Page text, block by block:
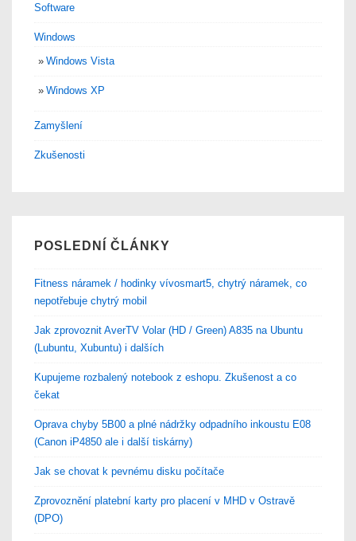
Software
Windows
Windows Vista
Windows XP
Zamyšlení
Zkušenosti
POSLEDNÍ ČLÁNKY
Fitness náramek / hodinky vívosmart5, chytrý náramek, co
nepotřebuje chytrý mobil
Jak zprovoznit AverTV Volar (HD / Green) A835 na Ubuntu
(Lubuntu, Xubuntu) i dalších
Kupujeme rozbalený notebook z eshopu. Zkušenost a co
čekat
Oprava chyby 5B00 a plné nádržky odpadního inkoustu E08
(Canon iP4850 ale i další tiskárny)
Jak se chovat k pevnému disku počítače
Zprovoznění platební karty pro placení v MHD v Ostravě
(DPO)